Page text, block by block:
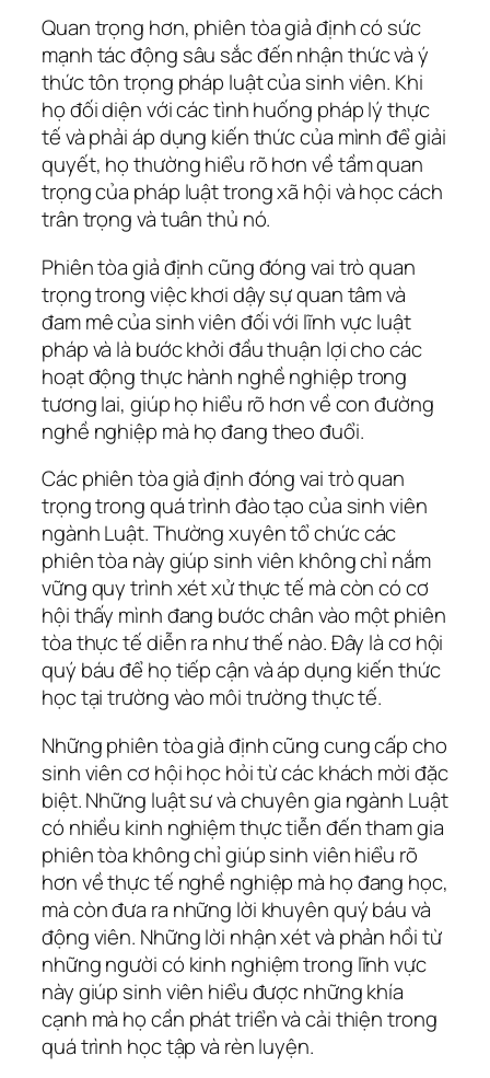
Quan trọng hơn, phiên tòa giả định có sức
mạnh tác động sâu sắc đến nhận thức và ý
thức tôn trọng pháp luật của sinh viên. Khi
họ đối diện với các tình huống pháp lý thực
tế và phải áp dụng kiến thức của mình để giải
quyết, họ thường hiểu rõ hơn về tầm quan
trọng của pháp luật trong xã hội và học cách
trân trọng và tuân thủ nó.
Phiên tòa giả định cũng đóng vai trò quan
trọng trong việc khơi dậy sự quan tâm và
đam mê của sinh viên đối với lĩnh vực luật
pháp và là bước khởi đầu thuận lợi cho các
hoạt động thực hành nghề nghiệp trong
tương lai, giúp họ hiểu rõ hơn về con đường
nghề nghiệp mà họ đang theo đuổi.
Các phiên tòa giả định đóng vai trò quan
trọng trong quá trình đào tạo của sinh viên
ngành Luật. Thường xuyên tổ chức các
phiên tòa này giúp sinh viên không chỉ nắm
vững quy trình xét xử thực tế mà còn có cơ
hội thấy mình đang bước chân vào một phiên
tòa thực tế diễn ra như thế nào. Đây là cơ hội
quý báu để họ tiếp cận và áp dụng kiến thức
học tại trường vào môi trường thực tế.
Những phiên tòa giả định cũng cung cấp cho
sinh viên cơ hội học hỏi từ các khách mời đặc
biệt. Những luật sư và chuyên gia ngành Luật
có nhiều kinh nghiệm thực tiễn đến tham gia
phiên tòa không chỉ giúp sinh viên hiểu rõ
hơn về thực tế nghề nghiệp mà họ đang học,
mà còn đưa ra những lời khuyên quý báu và
động viên. Những lời nhận xét và phản hồi từ
những người có kinh nghiệm trong lĩnh vực
này giúp sinh viên hiểu được những khía
cạnh mà họ cần phát triển và cải thiện trong
quá trình học tập và rèn luyện.